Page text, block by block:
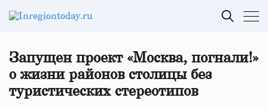
Запущен проект «Москва, погнали!»
о жизни районов столицы без
туристических стереотипов